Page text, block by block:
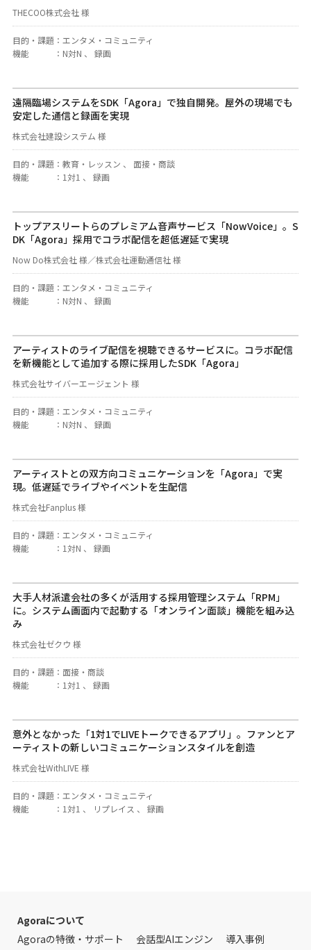
THECOO株式会社 様
目的・課題： エンタメ・コミュニティ
機能
： N対N 、 録画
遠隔臨場システムをSDK「Agora」で独自開発。屋外の現場でも
安定した通信と録画を実現
株式会社建設システム 様
目的・課題： 教育・レッスン 、 面接・商談
機能
： 1対1 、 録画
トップアスリートらのプレミアム音声サービス「NowVoice」。S
DK「Agora」採用でコラボ配信を超低遅延で実現
Now Do株式会社 様／株式会社運動通信社 様
目的・課題： エンタメ・コミュニティ
機能
： N対N 、 録画
アーティストのライブ配信を視聴できるサービスに。コラボ配信
を新機能として追加する際に採用したSDK「Agora」
株式会社サイバーエージェント 様
目的・課題： エンタメ・コミュニティ
機能
： N対N 、 録画
アーティストとの双方向コミュニケーションを「Agora」で実
現。低遅延でライブやイベントを生配信
株式会社Fanplus 様
目的・課題： エンタメ・コミュニティ
機能
： 1対N 、 録画
大手人材派遣会社の多くが活用する採用管理システム「RPM」
に。システム画面内で起動する「オンライン面談」機能を組み込
み
株式会社ゼクウ 様
目的・課題： 面接・商談
機能
： 1対1 、 録画
意外となかった「1対1でLIVEトークできるアプリ」。ファンとア
ーティストの新しいコミュニケーションスタイルを創造
株式会社WithLIVE 様
目的・課題： エンタメ・コミュニティ
機能
： 1対1 、 リプレイス 、 録画
Agoraについて
Agoraの特徴・サポート
会話型AIエンジン
導入事例